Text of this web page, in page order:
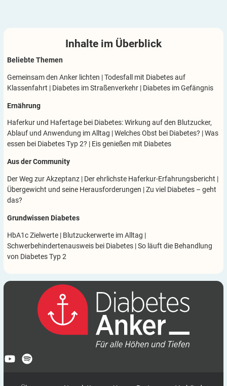
Inhalte im Überblick
Beliebte Themen
Gemeinsam den Anker lichten |Todesfall mit Diabetes auf
Klassenfahrt | Diabetes im Straßenverkehr | Diabetes im Gefängnis
Ernährung
Haferkur und Hafertage bei Diabetes: Wirkung auf den Blutzucker,
Ablauf und Anwendung im Alltag |Welches Obst bei Diabetes? |Was
essen bei Diabetes Typ 2? | Eis genießen mit Diabetes
Aus der Community
Der Weg zur Akzeptanz | Der ehrlichste Haferkur-Erfahrungsbericht |
Übergewicht und seine Herausforderungen |Zu viel Diabetes – geht
das?
Grundwissen Diabetes
HbA1c Zielwerte | Blutzuckerwerte im Alltag |
Schwerbehindertenausweis bei Diabetes |So läuft die Behandlung
von Diabetes Typ 2